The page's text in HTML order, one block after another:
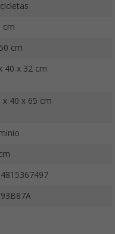
cm
cm
40 x 32 cm
x 40 x 65 cm